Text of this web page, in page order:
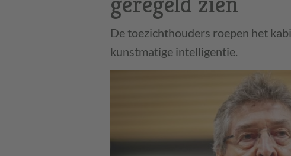
De toezichthouders roepen het
kunstmatige intelligentie.